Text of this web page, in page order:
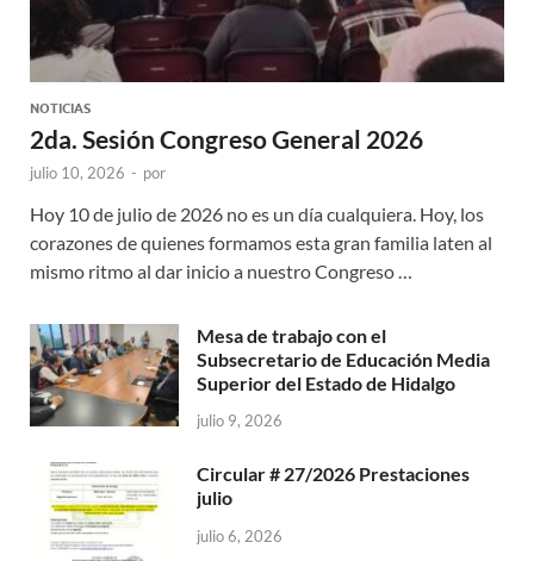
NOTICIAS
2da. Sesión Congreso General 2026
julio 10, 2026 - por
Hoy 10 de julio de 2026 no es un día cualquiera. Hoy, los
corazones de quienes formamos esta gran familia laten al
mismo ritmo al dar inicio a nuestro Congreso …
Mesa de trabajo con el
Subsecretario de Educación Media
Superior del Estado de Hidalgo
julio 9, 2026
Circular # 27/2026 Prestaciones
julio
julio 6, 2026